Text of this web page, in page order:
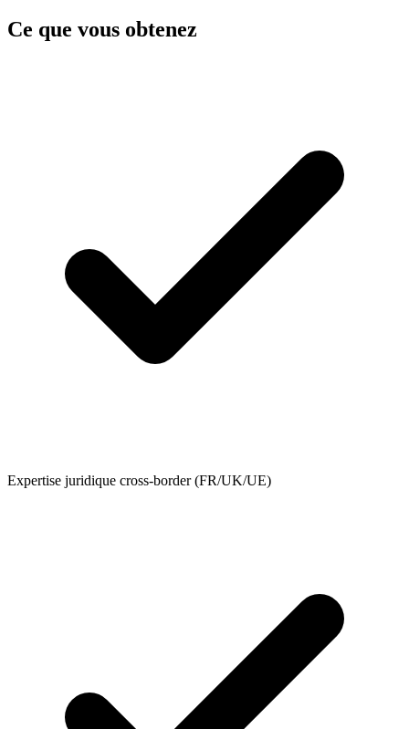
Ce que vous obtenez
Expertise juridique cross-border (FR/UK/UE)